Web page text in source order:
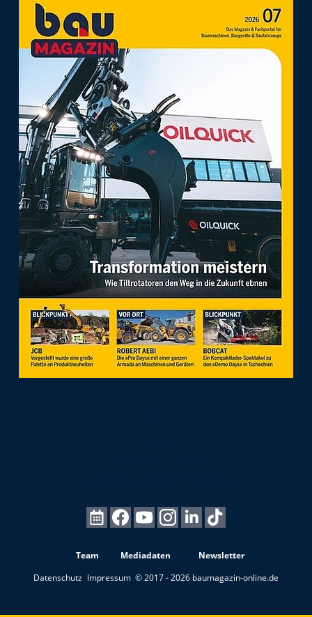
Team Mediadaten
Newsletter
Datenschutz Impressum © 2017 - 2026 baumagazin-online.de